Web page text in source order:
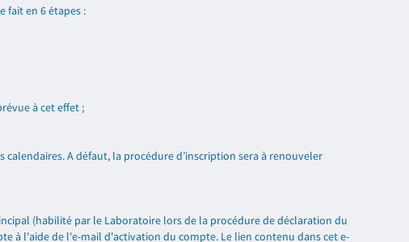
fait en 6 étapes :
à cet effet ;
A défaut, la procédure d’inscription sera à renouveler
(habilité par le Laboratoire lors de la procédure de déclaration du
à l'aide de l'e-mail d'activation du compte. Le lien contenu dans cet e-